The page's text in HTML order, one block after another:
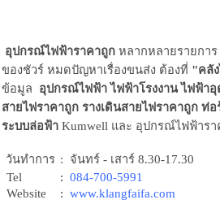
อุปกรณ์ไฟฟ้าราคาถูก หลากหลายรายกา
ของชัวร์ หมดปัญหาเรื่องขนส่ง ต้องที่ "คลั
ข้อมูล อุปกรณ์ไฟฟ้า ไฟฟ้าโรงงาน ไฟฟ้าอุ
สายไฟราคาถูก รางเดินสายไฟราคาถูก ท่
ระบบล่อฟ้า Kumwell และ อุปกรณ์ไฟฟ้าร
วันทำการ : จันทร์ - เสาร์ 8.30-17.30
Tel
: 084-700-5991
Website
: www.klangfaifa.com